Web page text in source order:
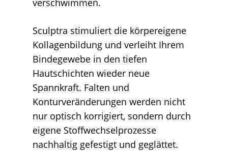
verschwimmen.
Sculptra stimuliert die körpereigene
Kollagenbildung und verleiht Ihrem
Bindegewebe in den tiefen
Hautschichten wieder neue
Spannkraft. Falten und
Konturveränderungen werden nicht
nur optisch korrigiert, sondern durch
eigene Stoffwechselprozesse
nachhaltig gefestigt und geglättet.